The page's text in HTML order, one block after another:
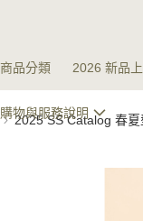
商品分類 2026 新品
購物與服務說明
2025 SS Catalog 春夏